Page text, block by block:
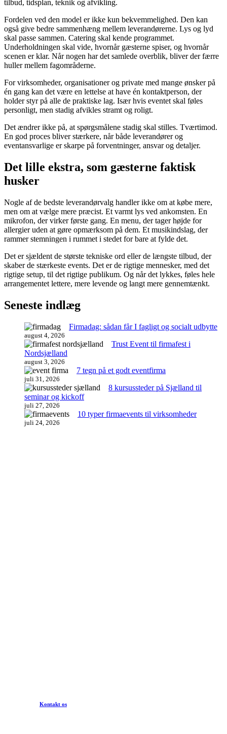
tilbud, tidsplan, teknik og afvikling.
Fordelen ved den model er ikke kun bekvemmelighed. Den kan
også give bedre sammenhæng mellem leverandørerne. Lys og lyd
skal passe sammen. Catering skal kende programmet.
Underholdningen skal vide, hvornår gæsterne spiser, og hvornår
scenen er klar. Når nogen har det samlede overblik, bliver der færre
huller mellem fagområderne.
For virksomheder, organisationer og private med mange ønsker på
én gang kan det være en lettelse at have én kontaktperson, der
holder styr på alle de praktiske lag. Især hvis eventet skal føles
personligt, men stadig afvikles stramt og roligt.
Det ændrer ikke på, at spørgsmålene stadig skal stilles. Tværtimod.
En god proces bliver stærkere, når både leverandører og
eventansvarlige er skarpe på forventninger, ansvar og detaljer.
Det lille ekstra, som gæsterne faktisk
husker
Nogle af de bedste leverandørvalg handler ikke om at købe mere,
men om at vælge mere præcist. Et varmt lys ved ankomsten. En
mikrofon, der virker første gang. En menu, der tager højde for
allergier uden at gøre opmærksom på dem. Et musikindslag, der
rammer stemningen i rummet i stedet for bare at fylde det.
Det er sjældent de største tekniske ord eller de længste tilbud, der
skaber de stærkeste events. Det er de rigtige mennesker, med det
rigtige setup, til det rigtige publikum. Og når det lykkes, føles hele
arrangementet lettere, mere levende og langt mere gennemtænkt.
Seneste indlæg
Firmadag: sådan får I fagligt og socialt udbytte
august 4, 2026
Trust Event til firmafest i
Nordsjælland
august 3, 2026
7 tegn på et godt eventfirma
juli 31, 2026
8 kursussteder på Sjælland til
seminar og kickoff
juli 27, 2026
10 typer firmaevents til virksomheder
juli 24, 2026
Kontakt os